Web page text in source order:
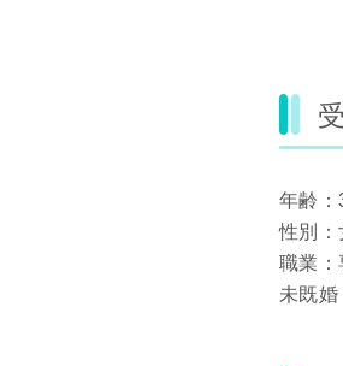
年齢：
性別：
職業：
未既